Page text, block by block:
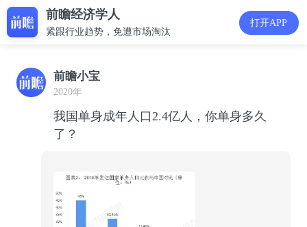
前瞻经济学人
紧跟行业趋势，免遭市场淘汰
打开APP
前瞻小宝
2020年
我国单身成年人口2.4亿人，你单身多久
了？